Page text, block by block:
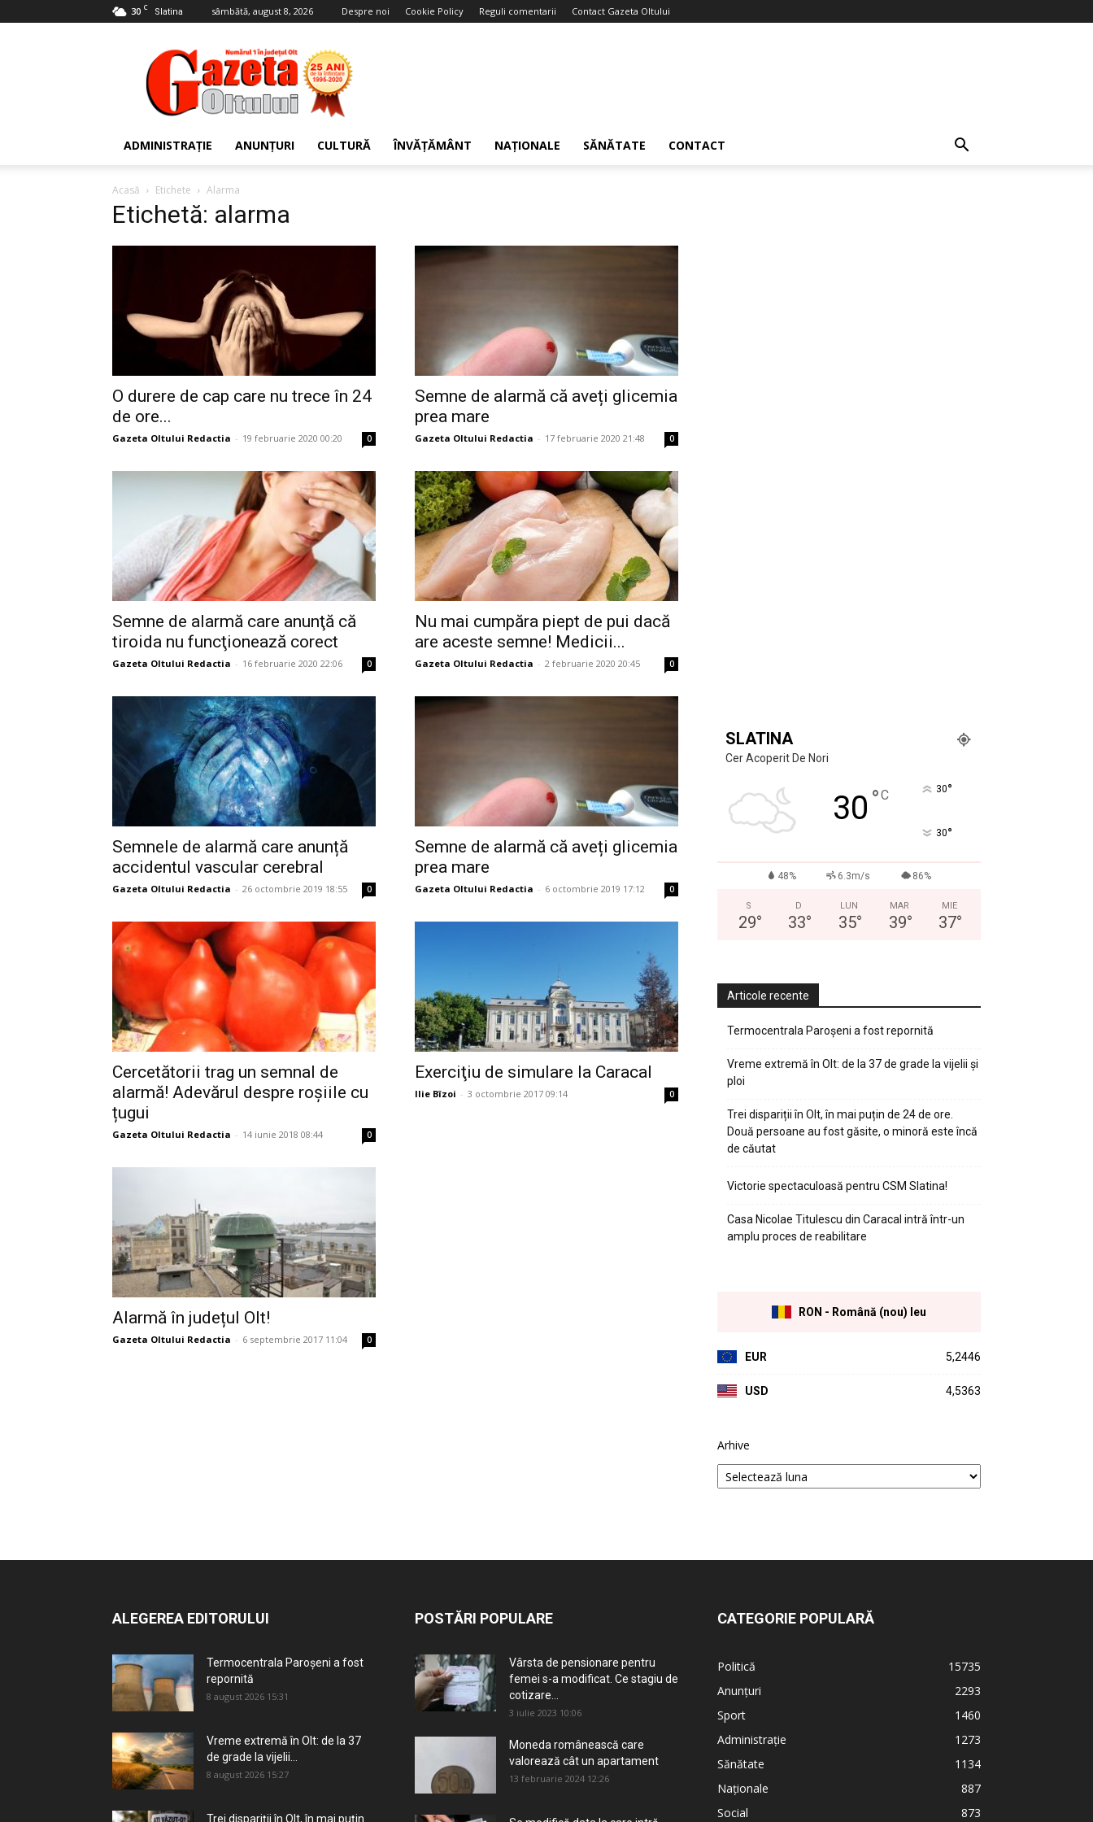
30 C Slatina sâmbătă, august 8, 2026 Despre noi Cookie Policy Reguli comentarii Contact Gazeta Oltului
Gazeta
Oltului
ADMINISTRAȚIE ANUNȚURI CULTURĂ ÎNVĂȚĂMÂNT NAȚIONALE SĂNĂTATE CONTACT
Acasă Etichete Alarma
Etichetă: alarma
O durere de cap care nu trece în 24
de ore...
Gazeta Oltului Redactia - 19 februarie 2020 00:20 0
Semne de alarmă că aveți glicemia
prea mare
Gazeta Oltului Redactia - 17 februarie 2020 21:48 0
Semne de alarmă care anunţă că
tiroida nu funcţionează corect
Gazeta Oltului Redactia - 16 februarie 2020 22:06 0
Nu mai cumpăra piept de pui dacă
are aceste semne! Medicii...
Gazeta Oltului Redactia - 2 februarie 2020 20:45 0
Semnele de alarmă care anunță
accidentul vascular cerebral
Gazeta Oltului Redactia - 26 octombrie 2019 18:55 0
Semne de alarmă că aveți glicemia
prea mare
Gazeta Oltului Redactia - 6 octombrie 2019 17:12 0
Cercetătorii trag un semnal de
alarmă! Adevărul despre roșiile cu
țugui
Gazeta Oltului Redactia - 14 iunie 2018 08:44 0
Exerciţiu de simulare la Caracal
Ilie Bîzoi - 3 octombrie 2017 09:14 0
Alarmă în județul Olt!
Gazeta Oltului Redactia - 6 septembrie 2017 11:04 0
SLATINA
Cer Acoperit De Nori
30 °C 30°
30°
48% 6.3m/s 86%
S
29°
D
33°
LUN
35°
MAR
39°
MIE
37°
Articole recente
Termocentrala Paroșeni a fost repornită
Vreme extremă în Olt: de la 37 de grade la vijelii și
ploi
Trei dispariții în Olt, în mai puțin de 24 de ore.
Două persoane au fost găsite, o minoră este încă
de căutat
Victorie spectaculoasă pentru CSM Slatina!
Casa Nicolae Titulescu din Caracal intră într-un
amplu proces de reabilitare
RON - Română (nou) leu
EUR 5,2446
USD 4,5363
Arhive
ALEGEREA EDITORULUI
Termocentrala Paroșeni a fost
repornită
8 august 2026 15:31
Vreme extremă în Olt: de la 37
de grade la vijelii...
8 august 2026 15:27
Trei dispariții în Olt, în mai puțin
POSTĂRI POPULARE
Vârsta de pensionare pentru
femei s-a modificat. Ce stagiu de
cotizare...
3 iulie 2023 10:06
Moneda românească care
valorează cât un apartament
13 februarie 2024 12:26
CATEGORIE POPULARĂ
Politică
15735
Anunțuri
2293
Sport
1460
Administrație
1273
Sănătate
1134
Naționale
887
Social
873